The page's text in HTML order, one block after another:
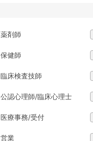
薬剤師
保健師
臨床検査技師
公認心理師/臨床心理士
医療事務/受付
営業